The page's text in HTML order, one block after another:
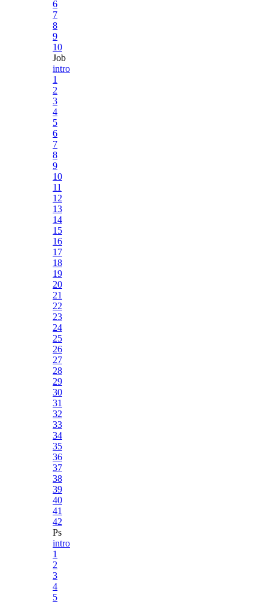
6
7
8
9
10
Job
intro
1
2
3
4
5
6
7
8
9
10
11
12
13
14
15
16
17
18
19
20
21
22
23
24
25
26
27
28
29
30
31
32
33
34
35
36
37
38
39
40
41
42
Ps
intro
1
2
3
4
5